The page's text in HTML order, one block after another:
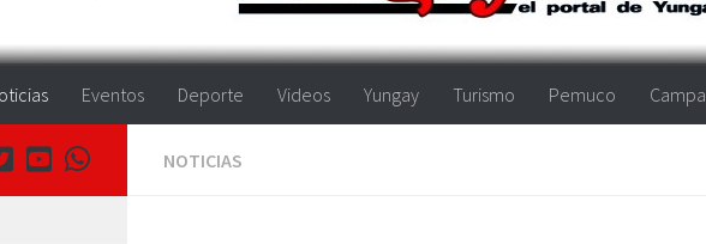
Eventos Deporte Videos Yungay Turismo Pemuco
NOTICIAS